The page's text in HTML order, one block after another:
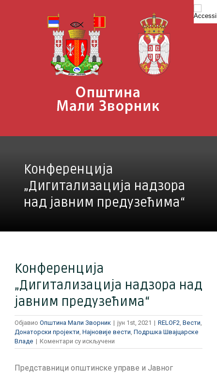
Конференција
„Дигитализација надзора
над јавним предузећима“
Конференција
„Дигитализација надзора над
јавним предузећима“
Објавио Општина Мали Зворник | јун 1st, 2021 | RELOF2 Вести
Донаторски пројекти Најновије вести Подршка Швајцарске
Владе | Коментари су искључени
Конференција
надзора
Представници општинске управе и Јавног